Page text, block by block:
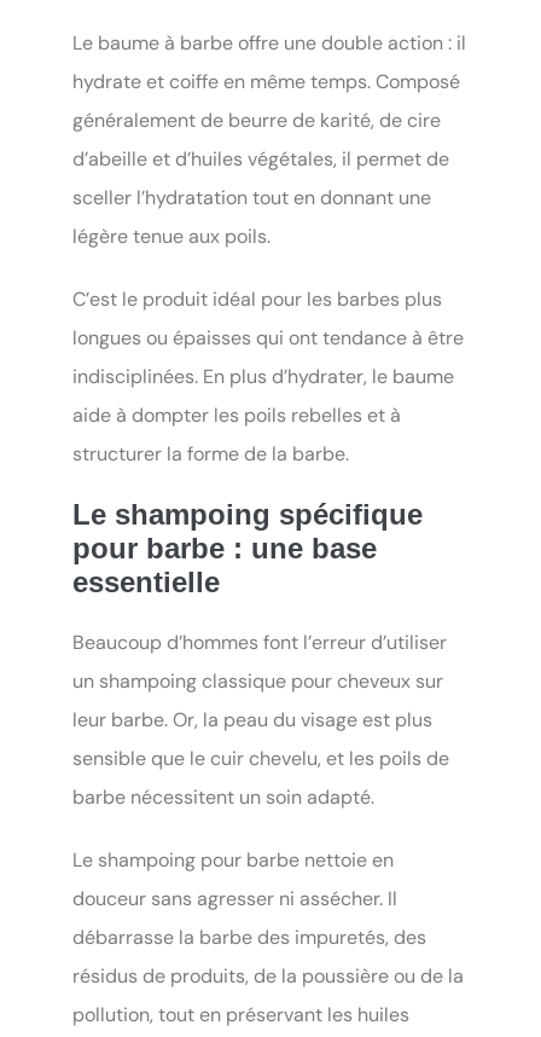
Le baume à barbe offre une double action : il
hydrate et coiffe en même temps. Composé
généralement de beurre de karité, de cire
d’abeille et d’huiles végétales, il permet de
sceller l’hydratation tout en donnant une
légère tenue aux poils.
C’est le produit idéal pour les barbes plus
longues ou épaisses qui ont tendance à être
indisciplinées. En plus d’hydrater, le baume
aide à dompter les poils rebelles et à
structurer la forme de la barbe.
Le shampoing spécifique
pour barbe : une base
essentielle
Beaucoup d’hommes font l’erreur d’utiliser
un shampoing classique pour cheveux sur
leur barbe. Or, la peau du visage est plus
sensible que le cuir chevelu, et les poils de
barbe nécessitent un soin adapté.
Le shampoing pour barbe nettoie en
douceur sans agresser ni assécher. Il
débarrasse la barbe des impuretés, des
résidus de produits, de la poussière ou de la
pollution, tout en préservant les huiles